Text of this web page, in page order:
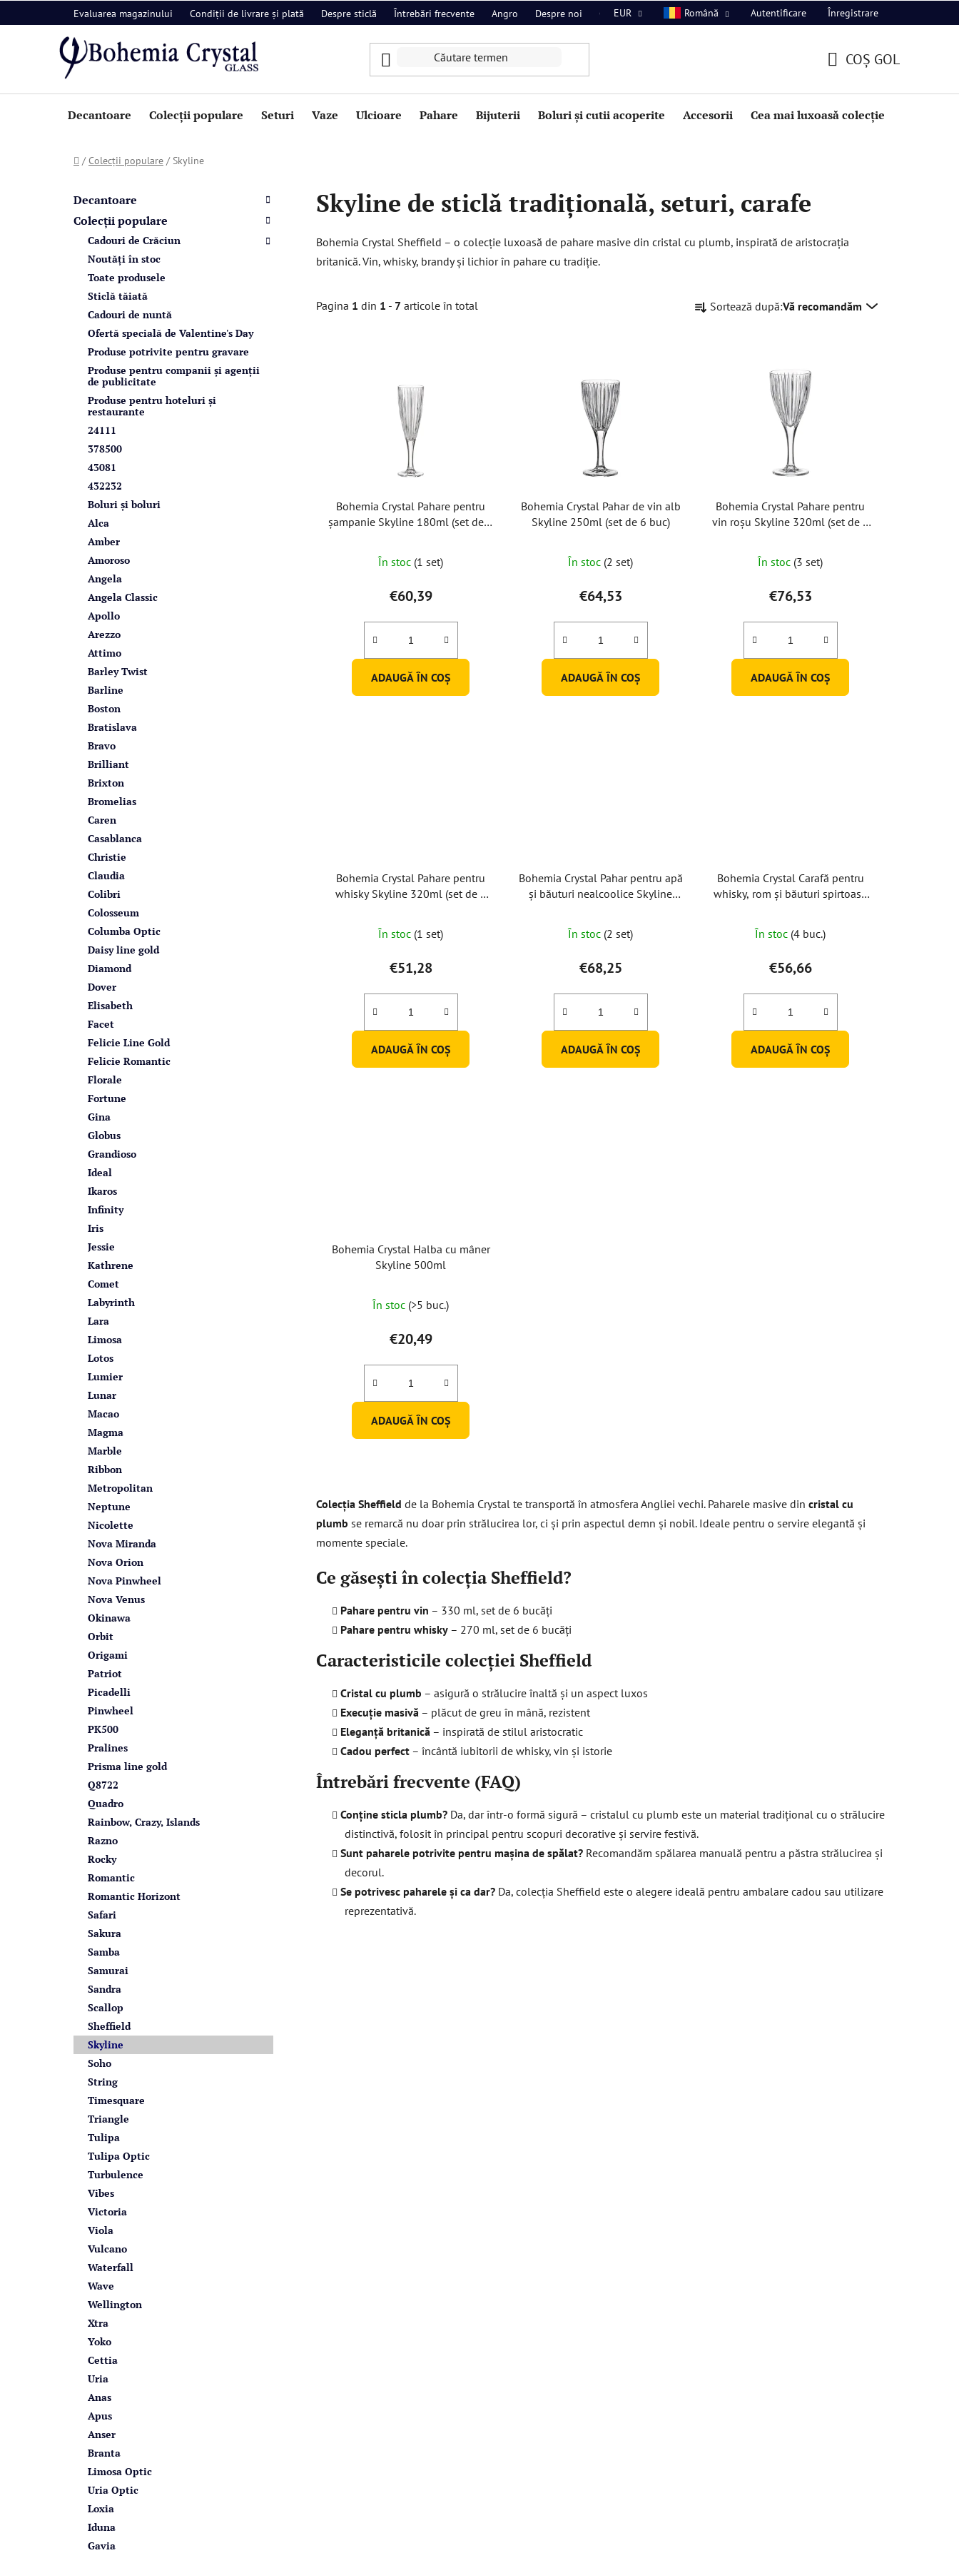
la
Evaluarea magazinului Condiții de livrare și plată Despre sticlă Întrebări frecvente Angro Despre noi Contact
EUR Română Autentificare Înregistrare
DE
COŞ GOL
Decantoare Colecții populare Seturi Vaze Ulcioare Pahare Bijuterii Boluri și cutii acoperite Accesorii Cea mai luxoasă colecție
Acasă
/ Colecții populare / Skyline
peste
categorii
Decantoare
Colecții populare
Cadouri de Crăciun
Noutăți în stoc
Toate produsele
Sticlă tăiată
Cadouri de nuntă
Ofertă specială de Valentine's Day
Produse potrivite pentru gravare
Produse pentru companii și agenții
de publicitate
Produse pentru hoteluri și
restaurante
24111
378500
43081
432232
Boluri și boluri
Alca
Amber
Amoroso
Angela
Angela Classic
Apollo
Arezzo
Attimo
Barley Twist
Barline
Boston
Bratislava
Bravo
Brilliant
Brixton
Bromelias
Caren
Casablanca
Christie
Claudia
Colibri
Colosseum
Columba Optic
Daisy line gold
Diamond
Dover
Elisabeth
Facet
Felicie Line Gold
Felicie Romantic
Florale
Fortune
Gina
Globus
Grandioso
Ideal
Ikaros
Infinity
Iris
Jessie
Kathrene
Comet
Labyrinth
Lara
Limosa
Lotos
Lumier
Lunar
Macao
Magma
Marble
Ribbon
Metropolitan
Neptune
Nicolette
Nova Miranda
Nova Orion
Nova Pinwheel
Nova Venus
Okinawa
Orbit
Origami
Patriot
Picadelli
Pinwheel
PK500
Pralines
Prisma line gold
Q8722
Quadro
Rainbow, Crazy, Islands
Razno
Rocky
Romantic
Romantic Horizont
Safari
Sakura
Samba
Samurai
Sandra
Scallop
Sheffield
Skyline
Soho
String
Timesquare
Triangle
Tulipa
Tulipa Optic
Turbulence
Vibes
Victoria
Viola
Vulcano
Waterfall
Wave
Wellington
Xtra
Yoko
Cettia
Uria
Anas
Apus
Anser
Branta
Limosa Optic
Uria Optic
Loxia
Iduna
Gavia
Skyline de sticlă tradițională, seturi, carafe
Bohemia Crystal Sheffield – o colecție luxoasă de pahare masive din cristal cu plumb, inspirată de aristocrația
britanică. Vin, whisky, brandy și lichior în pahare cu tradiție.
Pagina 1 din 1 - 7 articole în total
e Sortează după:Vă recomandăm
Bohemia Crystal Pahare pentru
șampanie Skyline 180ml (set de 6
În stoc (1 set)
€60,39
ADAUGĂ ÎN COŞ
Bohemia Crystal Pahar de vin alb
Skyline 250ml (set de 6 buc)
medie
a
produsului
este
5,0
5
În stoc (2 set)
€64,53
ADAUGĂ ÎN COŞ
Bohemia Crystal Pahare pentru
vin roșu Skyline 320ml (set de 6
În stoc (3 set)
€76,53
ADAUGĂ ÎN COŞ
Bohemia Crystal Pahare pentru
whisky Skyline 320ml (set de 6
În stoc (1 set)
€51,28
ADAUGĂ ÎN COŞ
Bohemia Crystal Pahar pentru apă
și băuturi nealcoolice Skyline
În stoc (2 set)
€68,25
ADAUGĂ ÎN COŞ
Bohemia Crystal Carafă pentru
whisky, rom și băuturi spirtoase
În stoc (4 buc.)
€56,66
ADAUGĂ ÎN COŞ
Bohemia Crystal Halba cu mâner
Skyline 500ml
În stoc (>5 buc.)
€20,49
ADAUGĂ ÎN COŞ
n
t
r
o
r
Colecția Sheffield de la Bohemia Crystal te transportă în atmosfera Angliei vechi. Paharele masive din cristal cu
plumb se remarcă nu doar prin strălucirea lor, ci și prin aspectul demn și nobil. Ideale pentru o servire elegantă și
momente speciale.
Ce găsești în colecția Sheffield?
Pahare pentru vin – 330 ml, set de 6 bucăți
Pahare pentru whisky – 270 ml, set de 6 bucăți
Caracteristicile colecției Sheffield
Cristal cu plumb – asigură o strălucire înaltă și un aspect luxos
Execuție masivă – plăcut de greu în mână, rezistent
Eleganță britanică – inspirată de stilul aristocratic
Cadou perfect – încântă iubitorii de whisky, vin și istorie
Întrebări frecvente (FAQ)
Conține sticla plumb? Da, dar într-o formă sigură – cristalul cu plumb este un material tradițional cu o strălucire
distinctivă, folosit în principal pentru scopuri decorative și servire festivă.
Sunt paharele potrivite pentru mașina de spălat? Recomandăm spălarea manuală pentru a păstra strălucirea și
decorul.
Se potrivesc paharele și ca dar? Da, colecția Sheffield este o alegere ideală pentru ambalare cadou sau utilizare
reprezentativă.